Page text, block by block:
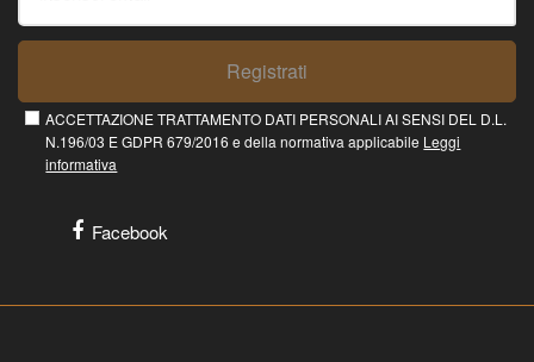
Registrati
ACCETTAZIONE TRATTAMENTO DATI PERSONALI AI SENSI DEL D.L.
N.196/03 E GDPR 679/2016 e della normativa applicabile Leggi
informativa
Facebook